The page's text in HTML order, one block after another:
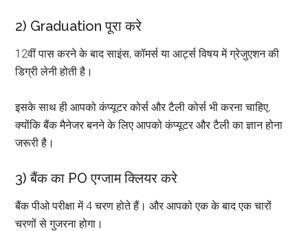
2) Graduation पूरा करे
12वीं पास करने के बाद साइंस, कॉमर्स या आर्ट्स विषय में ग्रेजुएशन की
डिग्री लेनी होती है।
इसके साथ ही आपको कंप्यूटर कोर्स और टैली कोर्स भी करना चाहिए,
क्योंकि बैंक मैनेजर बनने के लिए आपको कंप्यूटर और टैली का ज्ञान होना
जरूरी है।
3) बैंक का PO एग्जाम क्लियर करे
बैंक पीओ परीक्षा में 4 चरण होते हैं। और आपको एक के बाद एक चारों
चरणों से गुजरना होगा।